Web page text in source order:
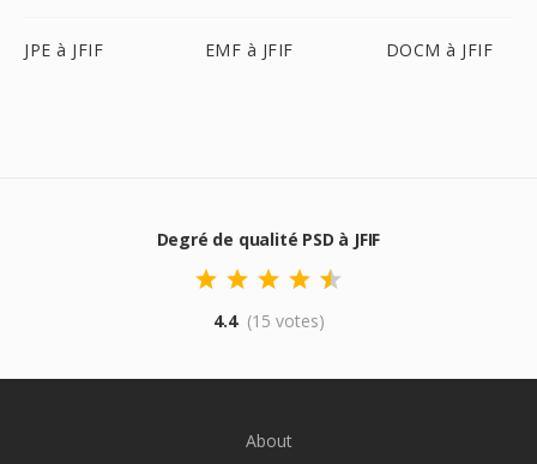
JPE à JFIF EMF à JFIF DOCM à JFIF
Degré de qualité PSD à JFIF
4.4 (15 votes)
About